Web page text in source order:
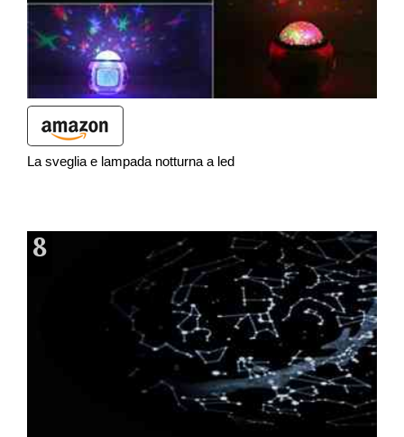
La sveglia e lampada notturna a led
8